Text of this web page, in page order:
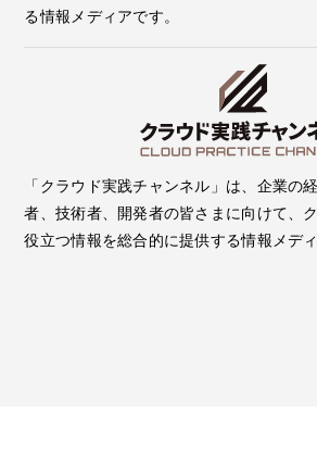
る情報メディアです。
「クラウド実践チャンネル」は、企業の
者、技術者、開発者の皆さまに向けて、
役立つ情報を総合的に提供する情報メディ